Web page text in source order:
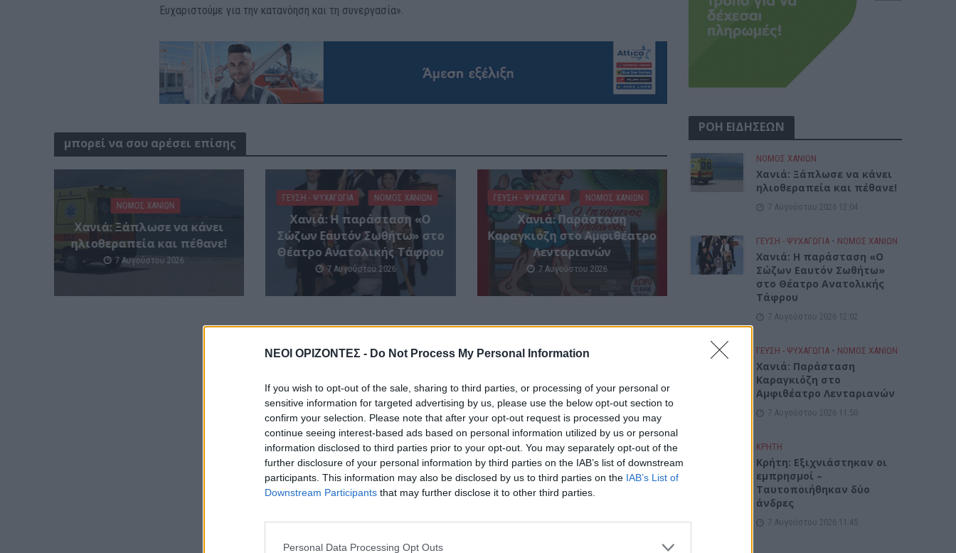
ΝΕΟΙ ΟΡΙΖΟΝΤΕΣ - Do Not Process My Personal Information
If you wish to opt-out of the sale, sharing to third parties, or processing of your personal or
sensitive information for targeted advertising by us, please use the below opt-out section to
confirm your selection. Please note that after your opt-out request is processed you may
continue seeing interest-based ads based on personal information utilized by us or personal
information disclosed to third parties prior to your opt-out. You may separately opt-out of the
further disclosure of your personal information by third parties on the IAB’s list of downstream
participants. This information may also be disclosed by us to third parties on the IAB’s List of
Downstream Participants that may further disclose it to other third parties.
Personal Data Processing Opt Outs
Ευχαριστούμε για την κατανόηση και τη συνεργασία».
μπορεί να σου αρέσει επίσης
ΝΟΜΌΣ ΧΑΝΊΩΝ
Χανιά: Ξάπλωσε να κάνει
ηλιοθεραπεία και πέθανε!
7 Αυγούστου 2026
ΓΕΎΣΗ - ΨΥΧΑΓΩΓΊΑ ΝΟΜΌΣ ΧΑΝΊΩΝ
Χανιά: Η παράσταση «Ο
Σώζων Εαυτόν Σωθήτω» στο
Θέατρο Ανατολικής Τάφρου
7 Αυγούστου 2026
ΓΕΎΣΗ - ΨΥΧΑΓΩΓΊΑ ΝΟΜΌΣ ΧΑΝΊΩΝ
Xανιά: Παράσταση
Καραγκιόζη στο Αμφιθέατρο
Λενταριανών
7 Αυγούστου 2026
ΡΟΗ ΕΙΔΗΣΕΩΝ
ΝΟΜΌΣ ΧΑΝΊΩΝ
Χανιά: Ξάπλωσε να κάνει
ηλιοθεραπεία και πέθανε!
7 Αυγούστου 2026 12:04
ΓΕΎΣΗ - ΨΥΧΑΓΩΓΊΑ • ΝΟΜΌΣ ΧΑΝΊΩΝ
Χανιά: Η παράσταση «Ο
Σώζων Εαυτόν Σωθήτω»
στο Θέατρο Ανατολικής
Τάφρου
7 Αυγούστου 2026 12:02
ΓΕΎΣΗ - ΨΥΧΑΓΩΓΊΑ • ΝΟΜΌΣ ΧΑΝΊΩΝ
Xανιά: Παράσταση
Καραγκιόζη στο
Αμφιθέατρο Λενταριανών
7 Αυγούστου 2026 11:50
ΚΡΗΤΗ
Κρήτη: Εξιχνιάστηκαν οι
εμπρησμοί –
Ταυτοποιήθηκαν δύο
άνδρες
7 Αυγούστου 2026 11:45